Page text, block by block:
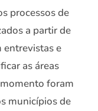
processos de
a partir de
entrevistas e
as áreas
foram
municípios de